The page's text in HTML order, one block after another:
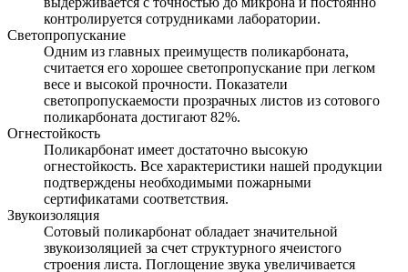
контролируется сотрудниками лаборатории.
Светопропускание
Одним из главных преимуществ поликарбоната,
считается его хорошее светопропускание при легком
весе и высокой прочности. Показатели
светопропускаемости прозрачных листов из сотового
поликарбоната достигают 82%.
Огнестойкость
Поликарбонат имеет достаточно высокую
огнестойкость. Все характеристики нашей продукции
подтверждены необходимыми пожарными
сертификатами соответствия.
Звукоизоляция
Сотовый поликарбонат обладает значительной
звукоизоляцией за счет структурного ячеистого
строения листа. Поглощение звука увеличивается